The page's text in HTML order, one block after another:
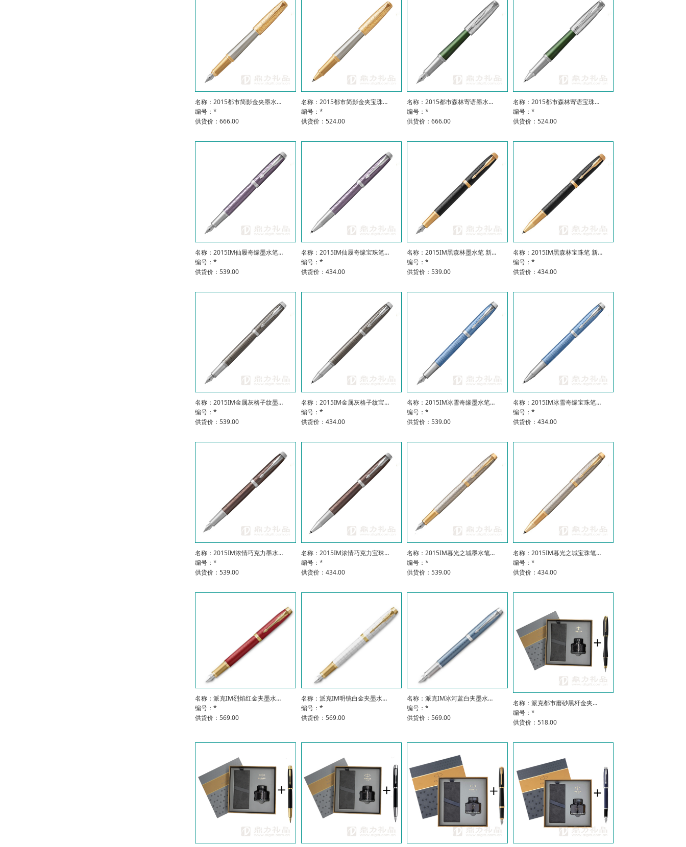
名称：2015都市简影金夹墨水…
编号：*
供货价：666.00
名称：2015都市简影金夹宝珠…
编号：*
供货价：524.00
名称：2015都市森林寄语墨水…
编号：*
供货价：666.00
名称：2015都市森林寄语宝珠…
编号：*
供货价：524.00
名称：2015IM仙履奇缘墨水笔…
编号：*
供货价：539.00
名称：2015IM仙履奇缘宝珠笔…
编号：*
供货价：434.00
名称：2015IM黑森林墨水笔 新…
编号：*
供货价：539.00
名称：2015IM黑森林宝珠笔 新…
编号：*
供货价：434.00
名称：2015IM金属灰格子纹墨…
编号：*
供货价：539.00
名称：2015IM金属灰格子纹宝…
编号：*
供货价：434.00
名称：2015IM冰雪奇缘墨水笔…
编号：*
供货价：539.00
名称：2015IM冰雪奇缘宝珠笔…
编号：*
供货价：434.00
名称：2015IM浓情巧克力墨水…
编号：*
供货价：539.00
名称：2015IM浓情巧克力宝珠…
编号：*
供货价：434.00
名称：2015IM暮光之城墨水笔…
编号：*
供货价：539.00
名称：2015IM暮光之城宝珠笔…
编号：*
供货价：434.00
名称：派克IM烈焰红金夹墨水…
编号：*
供货价：569.00
名称：派克IM明镜白金夹墨水…
编号：*
供货价：569.00
名称：派克IM冰河蓝白夹墨水…
编号：*
供货价：569.00
名称：派克都市磨砂黑杆金夹…
编号：*
供货价：518.00